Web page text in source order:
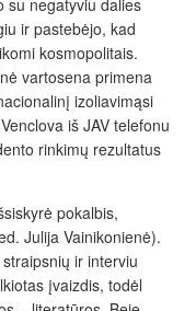
ir pastebėjo, kad
kosmopolitais.
vartosena primena
izoliavimąsi
iš JAV telefonu
rinkimų rezultatus
pokalbis,
Julija Vainikonienė).
ir interviu
įvaizdis, todėl